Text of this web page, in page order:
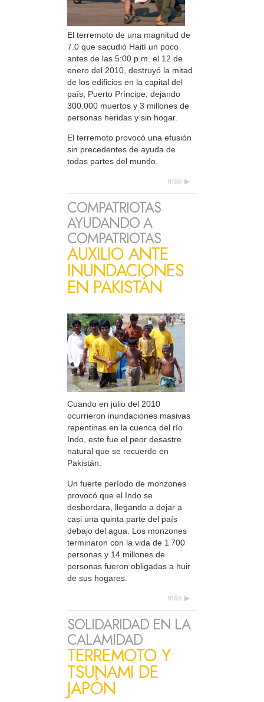
El terremoto de una magnitud de
7.0 que sacudió Haití un poco
antes de las 5:00 p.m. el 12 de
enero del 2010, destruyó la mitad
de los edificios en la capital del
país, Puerto Príncipe, dejando
300.000 muertos y 3 millones de
personas heridas y sin hogar.
El terremoto provocó una efusión
sin precedentes de ayuda de
todas partes del mundo.
más
COMPATRIOTAS
AYUDANDO A
COMPATRIOTAS
AUXILIO ANTE
INUNDACIONES
EN PAKISTÁN
Cuando en julio del 2010
ocurrieron inundaciones masivas
repentinas en la cuenca del río
Indo, este fue el peor desastre
natural que se recuerde en
Pakistán.
Un fuerte período de monzones
provocó que el Indo se
desbordara, llegando a dejar a
casi una quinta parte del país
debajo del agua. Los monzones
terminaron con la vida de 1 700
personas y 14 millones de
personas fueron obligadas a huir
de sus hogares.
más
SOLIDARIDAD EN LA
CALAMIDAD
TERREMOTO Y
TSUNAMI DE
JAPÓN